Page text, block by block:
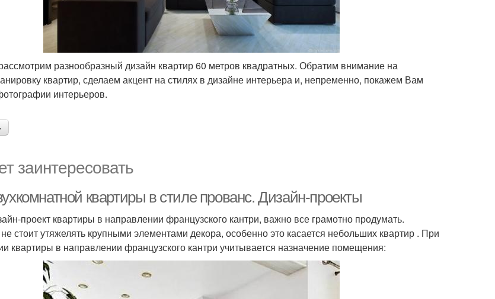
разнообразный дизайн квартир 60 метров квадратных. Обратим внимание на
квартир, сделаем акцент на стилях в дизайне интерьера и, непременно, покажем Вам
интерьеров.
заинтересовать
квартиры в стиле прованс. Дизайн-проекты
проект квартиры в направлении французского кантри, важно все грамотно продумать.
стоит утяжелять крупными элементами декора, особенно это касается небольших квартир . При
квартиры в направлении французского кантри учитывается назначение помещения: